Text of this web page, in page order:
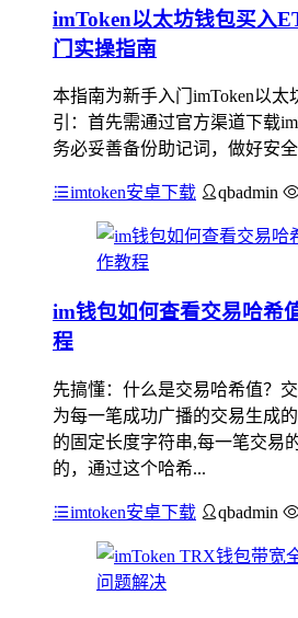
imToken以太坊钱包买入
门实操指南
本指南为新手入门imToken以
引：首先需通过官方渠道下载
务必妥善备份助记词，做好安
imtoken安卓下载 qbadmin
im钱包如何查看交易哈希
程
先搞懂：什么是交易哈希值？
为每一笔成功广播的交易生成
的固定长度字符串,每一笔交易
的，通过这个哈希...
imtoken安卓下载 qbadmin